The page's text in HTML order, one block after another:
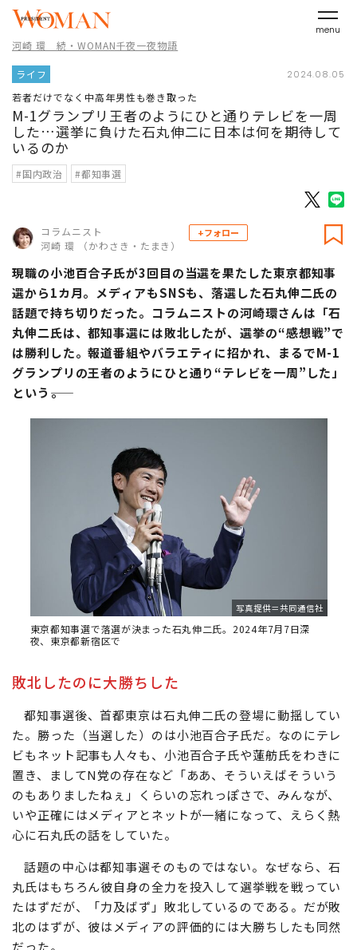
menu
河崎 環 続・WOMAN千夜一夜物語
ライフ 2024.08.05
若者だけでなく中高年男性も巻き取った
M-1グランプリ王者のようにひと通りテレビを一周
した…選挙に負けた石丸伸二に日本は何を期待して
いるのか
#国内政治 #都知事選
コラムニスト
河崎 環 （かわさき・たまき）
+フォロー
現職の小池百合子氏が3回目の当選を果たした東京都知事
選から1カ月。メディアもSNSも、落選した石丸伸二氏の
話題で持ち切りだった。コラムニストの河崎環さんは「石
丸伸二氏は、都知事選には敗北したが、選挙の“感想戦”で
は勝利した。報道番組やバラエティに招かれ、まるでM-1
グランプリの王者のようにひと通り“テレビを一周”した」
という――。
写真提供＝共同通信社
東京都知事選で落選が決まった石丸伸二氏。2024年7月7日深
夜、東京都新宿区で
敗北したのに大勝ちした
都知事選後、首都東京は石丸伸二氏の登場に動揺してい
た。勝った（当選した）のは小池百合子氏だ。なのにテレ
ビもネット記事も人々も、小池百合子氏や蓮舫氏をわきに
置き、ましてN党の存在など「ああ、そういえばそういう
のもありましたねぇ」くらいの忘れっぽさで、みんなが、
いや正確にはメディアとネットが一緒になって、えらく熱
心に石丸氏の話をしていた。
話題の中心は都知事選そのものではない。なぜなら、石
丸氏はもちろん彼自身の全力を投入して選挙戦を戦ってい
たはずだが、「力及ばず」敗北しているのである。だが敗
北のはずが、彼はメディアの評価的には大勝ちしたも同然
だった。